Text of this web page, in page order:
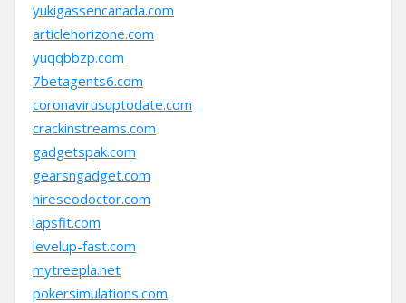
yukigassencanada.com
articlehorizone.com
yuqqbbzp.com
7betagents6.com
coronavirusuptodate.com
crackinstreams.com
gadgetspak.com
gearsngadget.com
hireseodoctor.com
lapsfit.com
levelup-fast.com
mytreepla.net
pokersimulations.com